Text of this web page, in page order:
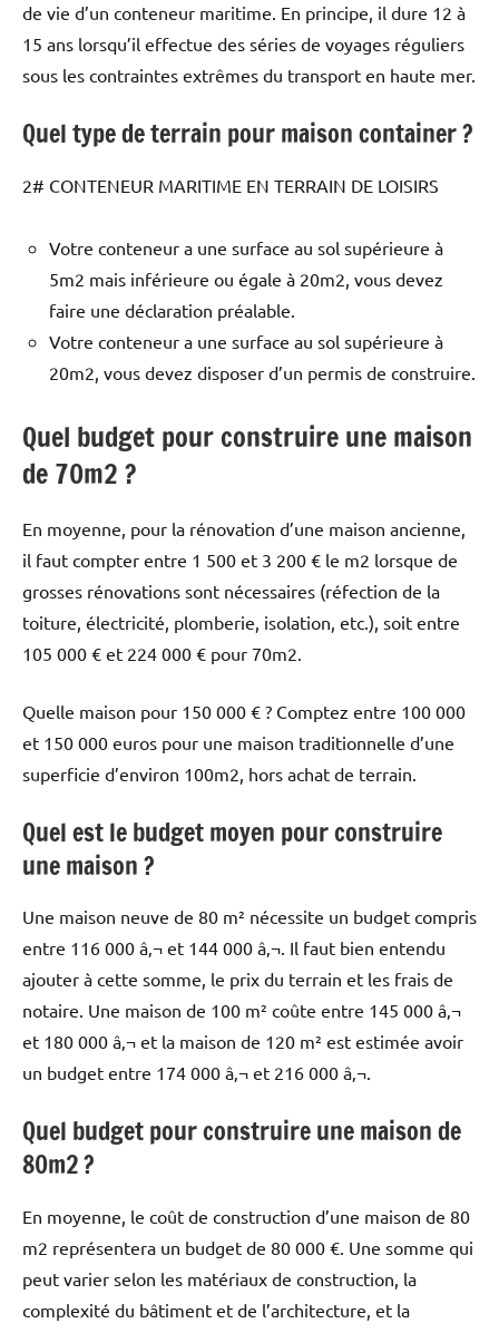
de vie d’un conteneur maritime. En principe, il dure 12 à
15 ans lorsqu’il effectue des séries de voyages réguliers
sous les contraintes extrêmes du transport en haute mer.
Quel type de terrain pour maison container ?
2# CONTENEUR MARITIME EN TERRAIN DE LOISIRS
Votre conteneur a une surface au sol supérieure à
5m2 mais inférieure ou égale à 20m2, vous devez
faire une déclaration préalable.
Votre conteneur a une surface au sol supérieure à
20m2, vous devez disposer d’un permis de construire.
Quel budget pour construire une maison
de 70m2 ?
En moyenne, pour la rénovation d’une maison ancienne,
il faut compter entre 1 500 et 3 200 € le m2 lorsque de
grosses rénovations sont nécessaires (réfection de la
toiture, électricité, plomberie, isolation, etc.), soit entre
105 000 € et 224 000 € pour 70m2.
Quelle maison pour 150 000 € ? Comptez entre 100 000
et 150 000 euros pour une maison traditionnelle d’une
superficie d’environ 100m2, hors achat de terrain.
Quel est le budget moyen pour construire
une maison ?
Une maison neuve de 80 m² nécessite un budget compris
entre 116 000 â‚¬ et 144 000 â‚¬. Il faut bien entendu
ajouter à cette somme, le prix du terrain et les frais de
notaire. Une maison de 100 m² coûte entre 145 000 â‚¬
et 180 000 â‚¬ et la maison de 120 m² est estimée avoir
un budget entre 174 000 â‚¬ et 216 000 â‚¬.
Quel budget pour construire une maison de
80m2 ?
En moyenne, le coût de construction d’une maison de 80
m2 représentera un budget de 80 000 €. Une somme qui
peut varier selon les matériaux de construction, la
complexité du bâtiment et de l’architecture, et la